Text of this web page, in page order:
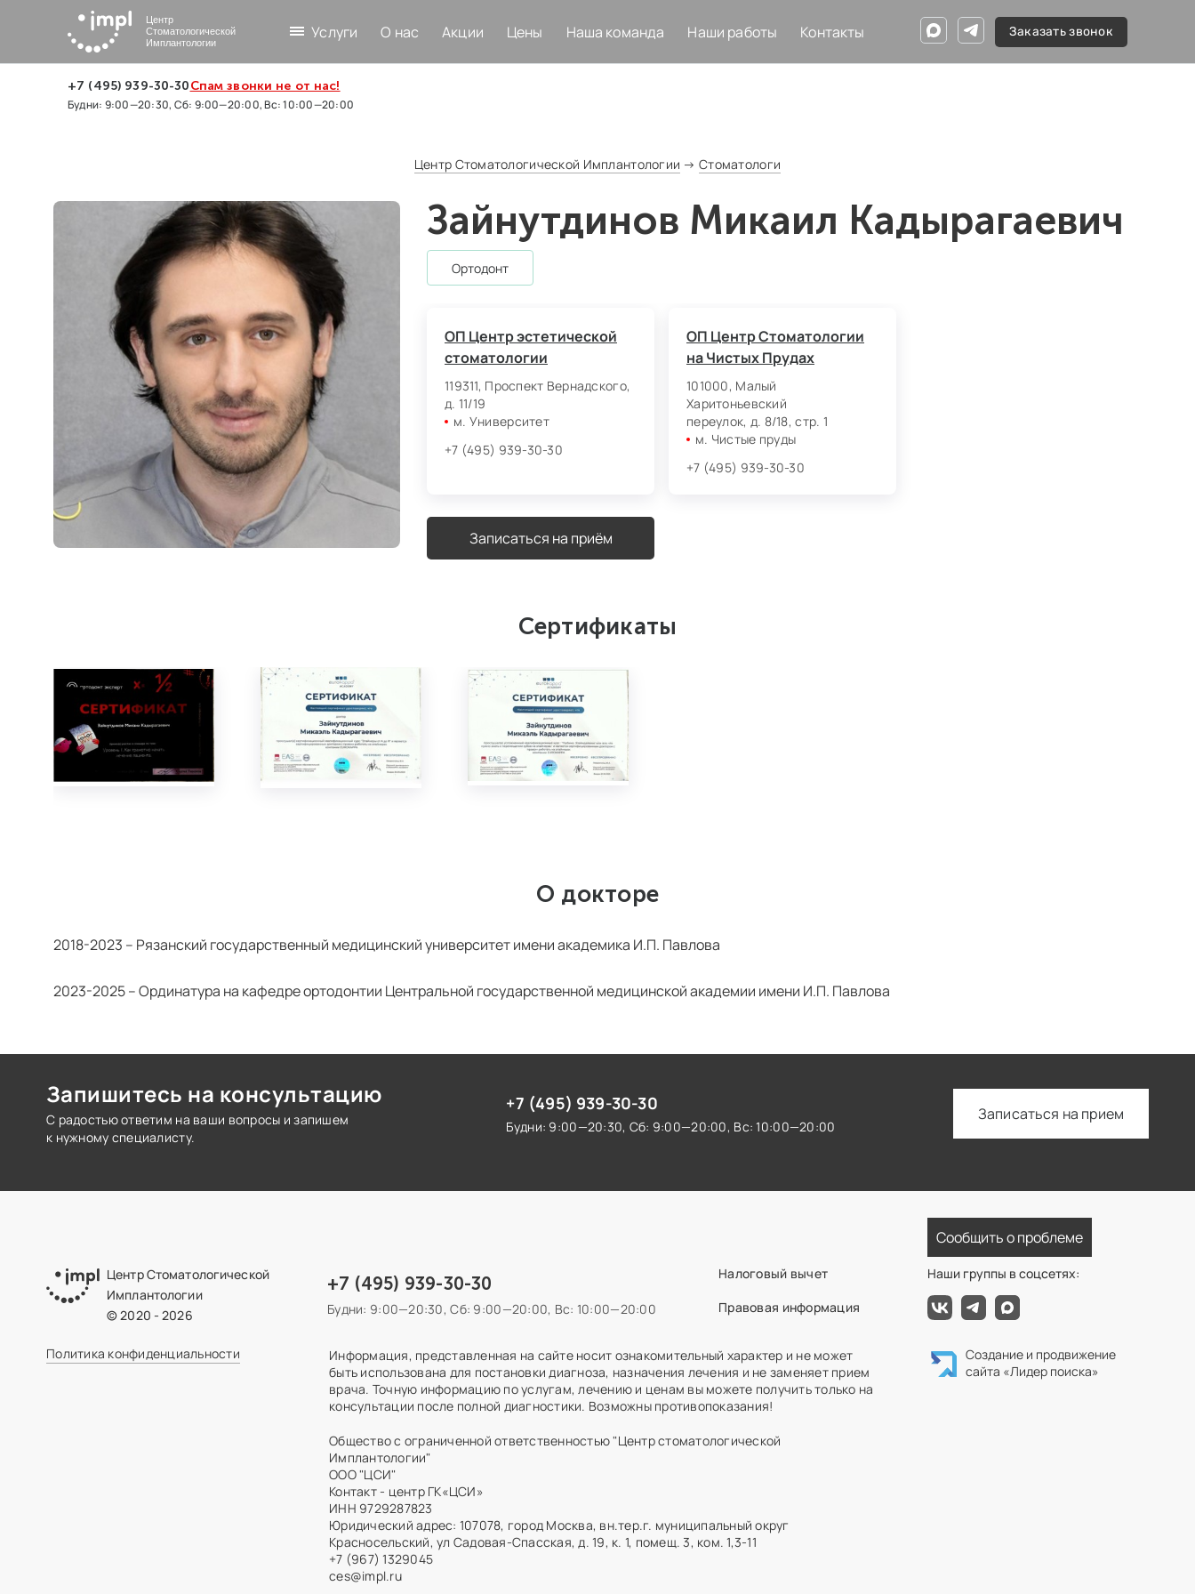
Центр
Стоматологической
Имплантологии
Услуги О нас Акции Цены Наша команда Наши работы Контакты Заказать звонок
+7 (495) 939-30-30Спам звонки не от нас!
Будни: 9:00—20:30, Сб: 9:00—20:00, Вс: 10:00—20:00
Центр Стоматологической Имплантологии →Стоматологи
Зайнутдинов Микаил Кадырагаевич
ортодонт
ОП Центр эстетической
стоматологии
119311, Проспект Вернадского,
д. 11/19
м. Университет
+7 (495) 939-30-30
ОП Центр Стоматологии
на Чистых Прудах
101000, Малый
Харитоньевский
переулок, д. 8/18, стр. 1
м. Чистые пруды
+7 (495) 939-30-30
Записаться на приём
Сертификаты
О докторе
2018-2023 – Рязанский государственный медицинский университет имени академика И.П. Павлова
2023-2025 – Ординатура на кафедре ортодонтии Центральной государственной медицинской академии имени И.П. Павлова
Запишитесь на консультацию
С радостью ответим на ваши вопросы и запишем
к нужному специалисту.
+7 (495) 939-30-30
Будни: 9:00—20:30, Сб: 9:00—20:00, Вс: 10:00—20:00
Записаться на прием
Сообщить о проблеме
Центр Стоматологической
Имплантологии
© 2020 - 2026
Политика конфиденциальности
+7 (495) 939-30-30
Будни: 9:00—20:30, Сб: 9:00—20:00, Вс: 10:00—20:00
Налоговый вычет
Наши группы в соцсетях:
Правовая информация
Информация, представленная на сайте носит ознакомительный характер и не может
быть использована для постановки диагноза, назначения лечения и не заменяет прием
врача. Точную информацию по услугам, лечению и ценам вы можете получить только на
консультации после полной диагностики. Возможны противопоказания!
Общество с ограниченной ответственностью "Центр стоматологической
Имплантологии"
ООО "ЦСИ"
Контакт - центр ГК«ЦСИ»
ИНН 9729287823
Юридический адрес: 107078, город Москва, вн.тер.г. муниципальный округ
Красносельский, ул Садовая-Спасская, д. 19, к. 1, помещ. 3, ком. 1,3-11
+7 (967) 1329045
ces@impl.ru
Создание и продвижение
сайта «Лидер поиска»